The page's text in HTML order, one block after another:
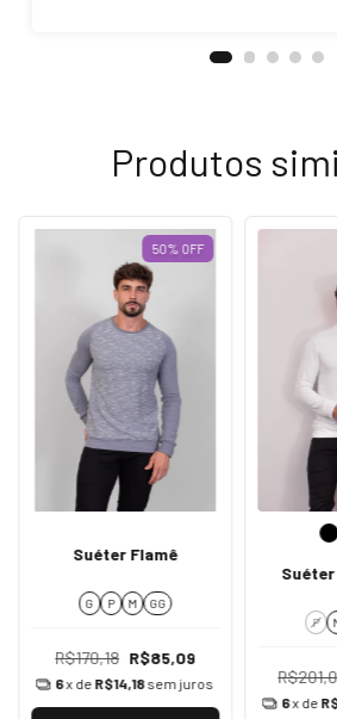
Produtos
50% OFF
Suéter Flamê
G P M GG
R$170,18 R$85,09
6x de R$14,18sem juros
P
6x de